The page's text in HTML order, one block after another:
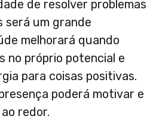
de resolver problemas
será um grande
melhorará quando
no próprio potencial e
para coisas positivas.
poderá motivar e
redor.